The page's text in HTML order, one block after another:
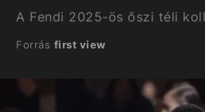
A Fendi 2025-ös őszi téli
Forrás first view